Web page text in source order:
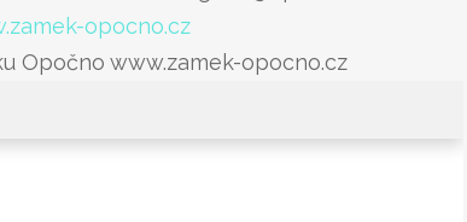
opocno.cz
Opočno www.zamek-opocno.cz